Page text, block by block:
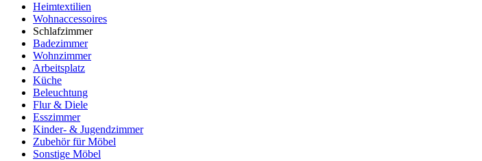
Heimtextilien
Wohnaccessoires
Schlafzimmer
Badezimmer
Wohnzimmer
Arbeitsplatz
Küche
Beleuchtung
Flur & Diele
Esszimmer
Kinder- & Jugendzimmer
Zubehör für Möbel
Sonstige Möbel